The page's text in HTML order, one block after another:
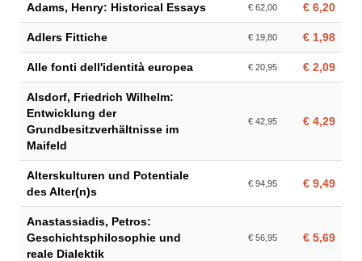
Adams, Henry: Historical Essays € 62,00 € 6,20
Adlers Fittiche € 19,80 € 1,98
Alle fonti dell'identità europea € 20,95 € 2,09
Alsdorf, Friedrich Wilhelm:
Entwicklung der
Grundbesitzverhältnisse im
Maifeld
€ 42,95 € 4,29
Alterskulturen und Potentiale
des Alter(n)s
€ 94,95 € 9,49
Anastassiadis, Petros:
Geschichtsphilosophie und
reale Dialektik
€ 56,95 € 5,69